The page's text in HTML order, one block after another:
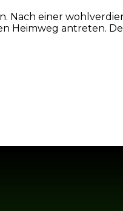
Nach einer
Heimweg antreten.